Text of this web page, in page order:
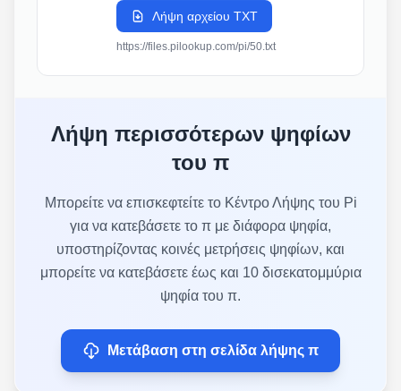
Λήψη αρχείου TXT
https://files.pilookup.com/pi/50.txt
Λήψη περισσότερων ψηφίων
του π
Μπορείτε να επισκεφτείτε το Κέντρο Λήψης του Pi
για να κατεβάσετε το π με διάφορα ψηφία,
υποστηρίζοντας κοινές μετρήσεις ψηφίων, και
μπορείτε να κατεβάσετε έως και 10 δισεκατομμύρια
ψηφία του π.
Μετάβαση στη σελίδα λήψης π